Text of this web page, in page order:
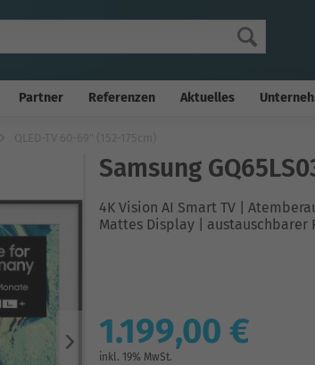
Partner Referenzen Aktuelles
Samsung
4K Vision AI Smart TV |
Mattes Display | austauschbarer
1.199,00 €
inkl. 19% MwSt.